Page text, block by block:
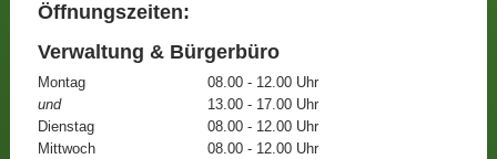
Öffnungszeiten:
Verwaltung & Bürgerbüro
Montag
08.00 - 12.00 Uhr
und
13.00 - 17.00 Uhr
Dienstag
08.00 - 12.00 Uhr
Mittwoch
08.00 - 12.00 Uhr